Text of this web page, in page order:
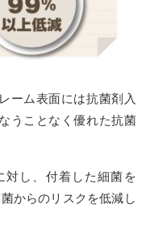
ーム表面には抗菌剤入
うことなく優れた抗菌
対し、付着した細菌を
からのリスクを低減し